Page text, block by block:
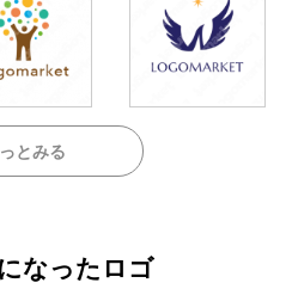
とみる
なったロゴ